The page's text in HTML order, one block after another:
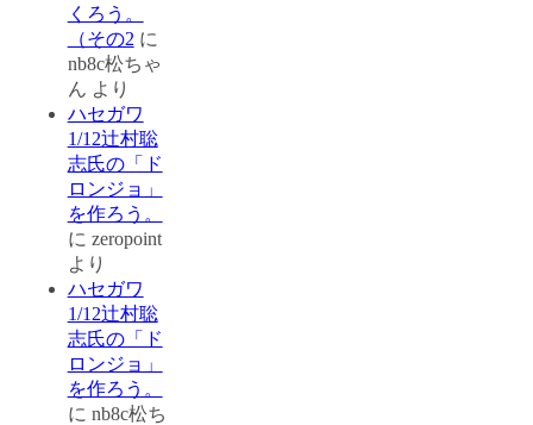
くろう。
（その2 に
nb8c松ちゃ
ん より
ハセガワ
1/12辻村聡
志氏の「ド
ロンジョ」
を作ろう。
に zeropoint
より
ハセガワ
1/12辻村聡
志氏の「ド
ロンジョ」
を作ろう。
に nb8c松ち